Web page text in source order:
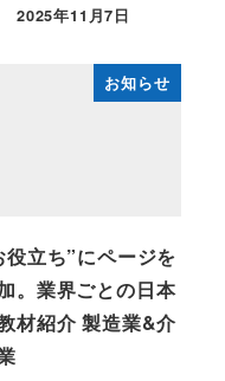
2025年11月7日
お知らせ
役立ち”にページを
。業界ごとの日本
材紹介 製造業&介